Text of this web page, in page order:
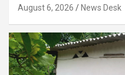
August 6, 2026 News Desk